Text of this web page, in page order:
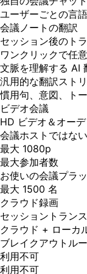
ユーザーごとの言
会議ノートの翻訳
セッション後のト
ワンクリックで任
文脈を理解する AI
汎用的な翻訳スト
慣用句、意図、ト
ビデオ会議
HD ビデオ＆オー
会議ホストではな
最大 1080p
最大参加者数
お使いの会議プラ
最大 1500 名
クラウド録画
セッショントラン
クラウド + ローカ
ブレイクアウトル
利用不可
利用不可